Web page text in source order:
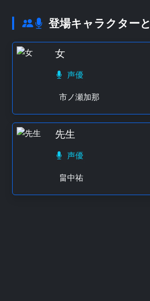
登場キャラクター
女
声優
市ノ瀬加那
先生
声優
畠中祐